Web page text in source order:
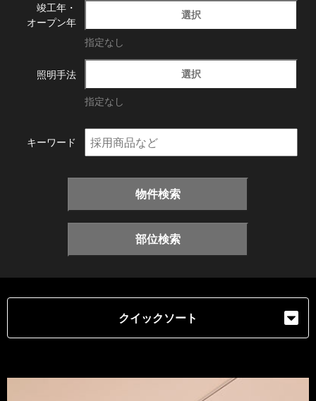
竣工年・
オープン年
選択
指定なし
照明手法 選択
指定なし
キーワード
物件検索
部位検索
クイックソート